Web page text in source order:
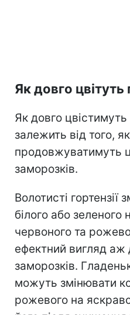
Як довго цвітуть
Як довго цвістимуть
залежить від того,
продовжуватимуть
заморозків.
Волотисті гортензії
білого або зеленого
червоного та
ефектний вигляд аж
заморозків.
можуть змінювати
рожевого на